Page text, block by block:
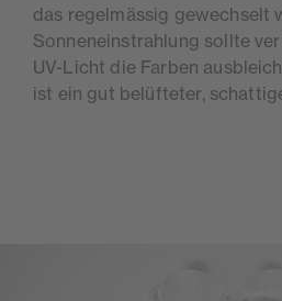
das regelmässig gewechselt
Sonneneinstrahlung sollte
UV-Licht die Farben
ist ein gut belüfteter,